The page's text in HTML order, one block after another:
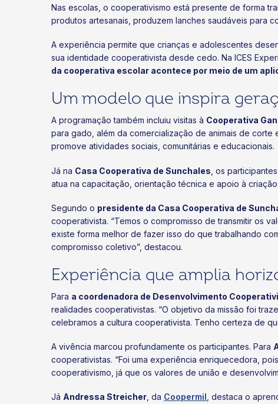
Nas escolas, o cooperativismo está presente de forma
produtos artesanais, produzem lanches saudáveis para
A experiência permite que crianças e adolescentes
sua identidade cooperativista desde cedo. Na ICES
da cooperativa escolar acontece por meio de um
Um modelo que inspira
A programação também incluiu visitas à Cooperativa
para gado, além da comercialização de animais de
promove atividades sociais, comunitárias e educacionais.
Já na Casa Cooperativa de Sunchales , os
atua na capacitação, orientação técnica e apoio à
Segundo o presidente da Casa Cooperativa de
cooperativista. “Temos o compromisso de transmitir os
existe forma melhor de fazer isso do que trabalhando
compromisso coletivo”, destacou.
Experiência que amplia
Para a coordenadora de Desenvolvimento
realidades cooperativistas. “O objetivo da missão foi
celebramos a cultura cooperativista. Tenho certeza de
A vivência marcou profundamente os participantes. Para
cooperativistas. “Foi uma experiência enriquecedora,
cooperativismo, já que os valores de união e
Já Andressa Streicher , da Coopermil , destaca o